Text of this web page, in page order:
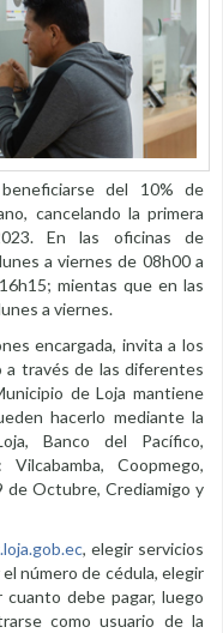
del 10% de
cancelando la primera
En las oficinas de
a viernes de 08h00 a
mientas que en las
a viernes.
encargada, invita a los
a través de las diferentes
de Loja mantiene
hacerlo mediante la
Banco del Pacífico,
Coopmego,
de Octubre, Crediamigo y
, elegir servicios
número de cédula, elegir
debe pagar, luego
como usuario de la